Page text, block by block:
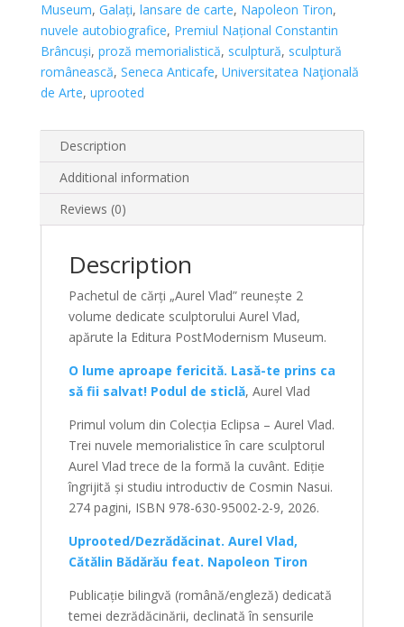
Museum, Galați, lansare de carte, Napoleon Tiron,
nuvele autobiografice, Premiul Național Constantin
Brâncuși, proză memorialistică, sculptură, sculptură
românească, Seneca Anticafe, Universitatea Naţională
de Arte, uprooted
Description
Additional information
Reviews (0)
Description
Pachetul de cărți „Aurel Vlad” reunește 2
volume dedicate sculptorului Aurel Vlad,
apărute la Editura PostModernism Museum.
O lume aproape fericită. Lasă-te prins ca
să fii salvat! Podul de sticlă, Aurel Vlad
Primul volum din Colecția Eclipsa – Aurel Vlad.
Trei nuvele memorialistice în care sculptorul
Aurel Vlad trece de la formă la cuvânt. Ediție
îngrijită și studiu introductiv de Cosmin Nasui.
274 pagini, ISBN 978-630-95002-2-9, 2026.
Uprooted/Dezrădăcinat. Aurel Vlad,
Cătălin Bădărău feat. Napoleon Tiron
Publicație bilingvă (română/engleză) dedicată
temei dezrădăcinării, declinată în sensurile